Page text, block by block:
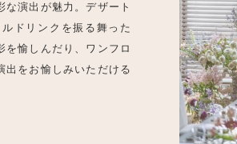
演出が魅力。デザート
ドリンクを振る舞った
を愉しんだり、ワンフロ
出をお愉しみいただける